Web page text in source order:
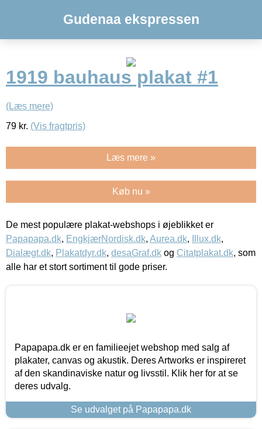
Gudenaa ekspressen
1919 bauhaus plakat #1
(Læs mere)
79 kr. (Vis fragtpris)
Læs mere »
Køb nu »
De mest populære plakat-webshops i øjeblikket er
Papapapa.dk, EngkjærNordisk.dk, Aurea.dk, Illux.dk,
Dialægt.dk, Plakatdyr.dk, desaGraf.dk og Citatplakat.dk, som
alle har et stort sortiment til gode priser.
Papapapa.dk er en familieejet webshop med salg af
plakater, canvas og akustik. Deres Artworks er inspireret
af den skandinaviske natur og livsstil. Klik her for at se
deres udvalg.
Se udvalget på Papapapa.dk